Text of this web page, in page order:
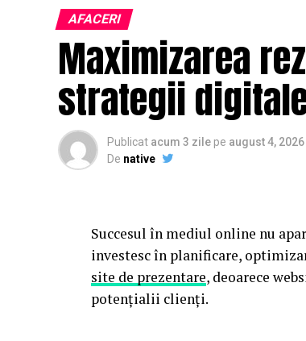
AFACERI
Maximizarea
strategii
Publicat acum 3 zile pe august 4, 2026
De native
Succesul în mediul online nu
investesc în planificare,
site de prezentare, deoarece
potențialii clienți.